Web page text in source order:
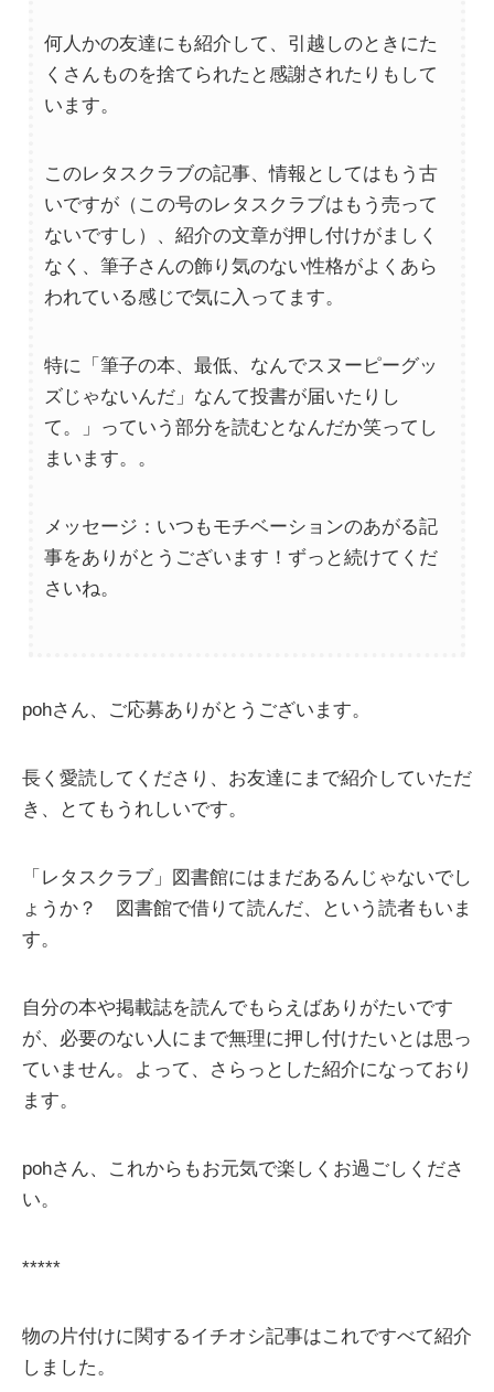
何人かの友達にも紹介して、引越しのときにた
くさんものを捨てられたと感謝されたりもして
います。
このレタスクラブの記事、情報としてはもう古
いですが（この号のレタスクラブはもう売って
ないですし）、紹介の文章が押し付けがましく
なく、筆子さんの飾り気のない性格がよくあら
われている感じで気に入ってます。
特に「筆子の本、最低、なんでスヌーピーグッ
ズじゃないんだ」なんて投書が届いたりし
て。」っていう部分を読むとなんだか笑ってし
まいます。。
メッセージ：いつもモチベーションのあがる記
事をありがとうございます！ずっと続けてくだ
さいね。
pohさん、ご応募ありがとうございます。
長く愛読してくださり、お友達にまで紹介していただ
き、とてもうれしいです。
「レタスクラブ」図書館にはまだあるんじゃないでし
ょうか？ 図書館で借りて読んだ、という読者もいま
す。
自分の本や掲載誌を読んでもらえばありがたいです
が、必要のない人にまで無理に押し付けたいとは思っ
ていません。よって、さらっとした紹介になっており
ます。
pohさん、これからもお元気で楽しくお過ごしくださ
い。
*****
物の片付けに関するイチオシ記事はこれですべて紹介
しました。